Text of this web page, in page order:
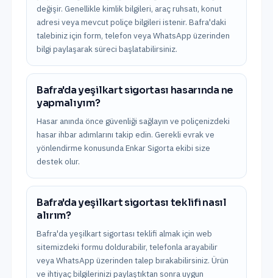
değişir. Genellikle kimlik bilgileri, araç ruhsatı, konut
adresi veya mevcut poliçe bilgileri istenir. Bafra'daki
talebiniz için form, telefon veya WhatsApp üzerinden
bilgi paylaşarak süreci başlatabilirsiniz.
Bafra'da yeşilkart sigortası hasarında ne
yapmalıyım?
Hasar anında önce güvenliği sağlayın ve poliçenizdeki
hasar ihbar adımlarını takip edin. Gerekli evrak ve
yönlendirme konusunda Enkar Sigorta ekibi size
destek olur.
Bafra'da yeşilkart sigortası teklifi nasıl
alırım?
Bafra'da yeşilkart sigortası teklifi almak için web
sitemizdeki formu doldurabilir, telefonla arayabilir
veya WhatsApp üzerinden talep bırakabilirsiniz. Ürün
ve ihtiyaç bilgilerinizi paylaştıktan sonra uygun